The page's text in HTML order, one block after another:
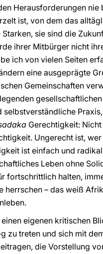
Herausforderungen
ist, von dem das
sie sind die
ihrer Mitbürger nicht
ich von vielen Seiten
eine ausgeprägte
Gemeinschaften
selbstverständliche
Gerechtigkeit:
Ungerecht ist,
ist einfach und
Leben ohne
fortschrittlich halten,
herrschen – das weiß
eigenen kritischen
zu treten und sich mit
die Vorstellung